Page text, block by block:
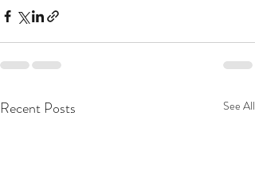
Recent Posts See All